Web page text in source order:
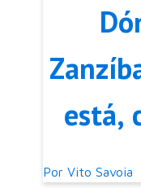
está,
Por Vito Savoia